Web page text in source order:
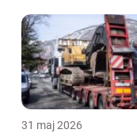
31 maj 2026